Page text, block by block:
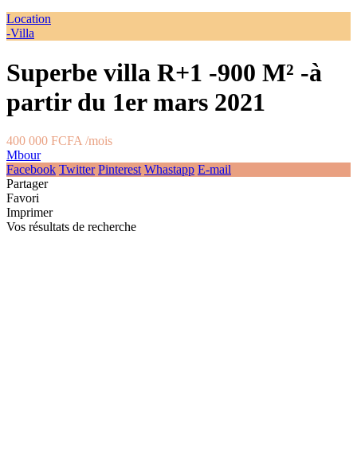
Location
-Villa
Superbe villa R+1 -900 M² -à
partir du 1er mars 2021
400 000 FCFA /mois
Mbour
Facebook Twitter Pinterest Whastapp E-mail
Partager
Favori
Imprimer
Vos résultats de recherche